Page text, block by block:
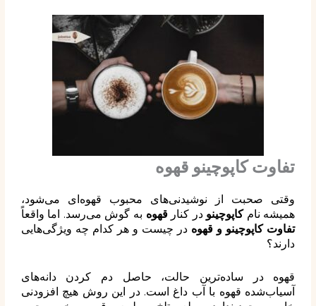
تفاوت کاپوچینو قهوه
وقتی صحبت از نوشیدنی‌های محبوب قهوه‌ای می‌شود،
همیشه نامکاپوچینودر کنارقهوهبه گوش می‌رسد. اما واقعاً
تفاوت کاپوچینو و قهوهدر چیست و هر کدام چه ویژگی‌هایی
دارند؟
قهوه در ساده‌ترین حالت، حاصل دم کردن دانه‌های
آسیاب‌شده قهوه با آب داغ است. در این روش هیچ افزودنی